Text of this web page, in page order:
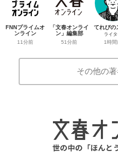
FNNプライムオ
ンライン
11分前
「文春オンライ
ン」編集部
51分前
てれびの
ライ
1時間
その他の